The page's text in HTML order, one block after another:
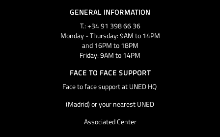
GENERAL INFORMATION
T.: +34 91 398 66 36
Monday - Thursday: 9AM to 14PM
and 16PM to 18PM
Friday: 9AM to 14PM
FACE TO FACE SUPPORT
Face to face support at UNED HQ
(Madrid) or your nearest UNED
Associated Center